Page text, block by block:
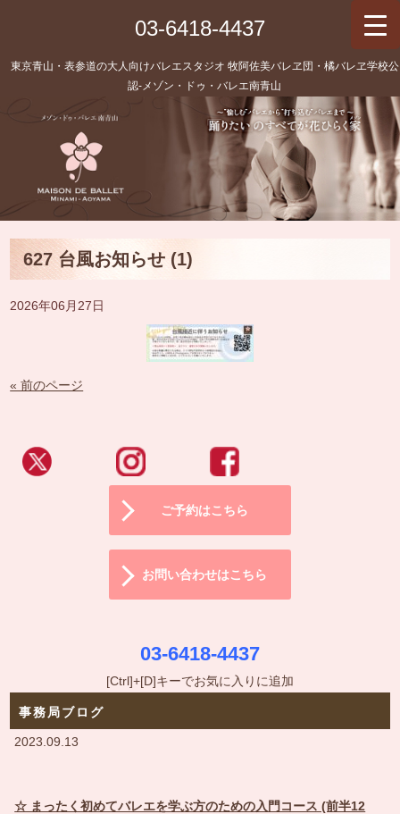
03-6418-4437
東京青山・表参道の大人向けバレエスタジオ 牧阿佐美バレヱ団・橘バレヱ学校公
認‐メゾン・ドゥ・バレエ南青山
627 台風お知らせ (1)
2026年06月27日
« 前のページ
ご予約はこちら
お問い合わせはこちら
03-6418-4437
[Ctrl]+[D]キーでお気に入りに追加
事務局ブログ
2023.09.13
☆ まったく初めてバレエを学ぶ方のための入門コース (前半12